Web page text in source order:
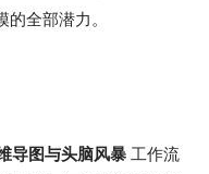
全部潜力。
导图与头脑风暴 工作流